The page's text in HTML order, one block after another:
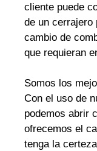
cliente puede
de un cerrajero
cambio de
que requieran
Somos los
Con el uso de
podemos abrir
ofrecemos el
tenga la